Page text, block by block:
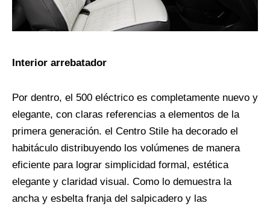
Interior arrebatador
Por dentro, el 500 eléctrico es completamente nuevo y
elegante, con claras referencias a elementos de la
primera generación. el Centro Stile ha decorado el
habitáculo distribuyendo los volúmenes de manera
eficiente para lograr simplicidad formal, estética
elegante y claridad visual. Como lo demuestra la
ancha y esbelta franja del salpicadero y las